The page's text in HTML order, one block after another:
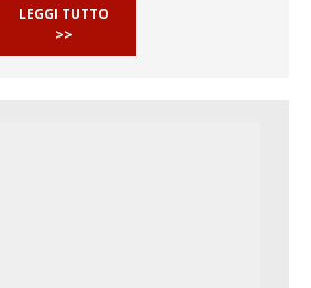
LEGGI TUTTO
>>